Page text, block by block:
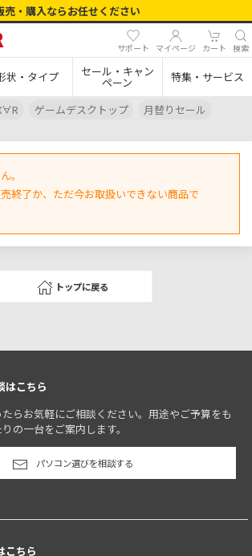
・購入ならお任せください
サポート マイページ カート 検索
状・タイプ セール・キャン
ペーン 特集・サービス
ゲームデスクトップ 月替りセール
。
終了か、ただ今お取扱いできない商品で
トップに戻る
はこちら
らお気軽にご相談ください。用途やご予算をも
の一台をご案内します。
パソコン選びを相談する
こちら